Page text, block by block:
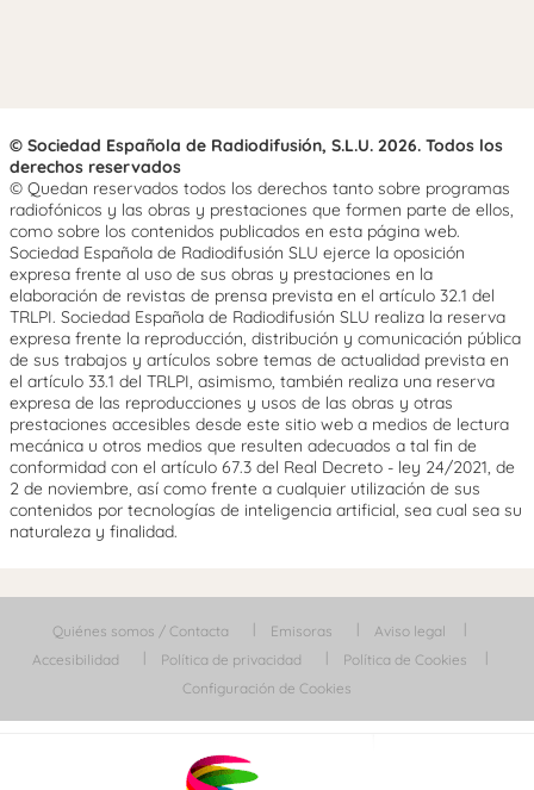
© Sociedad Española de Radiodifusión, S.L.U. 2026. Todos los
derechos reservados
© Quedan reservados todos los derechos tanto sobre programas
radiofónicos y las obras y prestaciones que formen parte de ellos,
como sobre los contenidos publicados en esta página web.
Sociedad Española de Radiodifusión SLU ejerce la oposición
expresa frente al uso de sus obras y prestaciones en la
elaboración de revistas de prensa prevista en el artículo 32.1 del
TRLPI. Sociedad Española de Radiodifusión SLU realiza la reserva
expresa frente la reproducción, distribución y comunicación pública
de sus trabajos y artículos sobre temas de actualidad prevista en
el artículo 33.1 del TRLPI, asimismo, también realiza una reserva
expresa de las reproducciones y usos de las obras y otras
prestaciones accesibles desde este sitio web a medios de lectura
mecánica u otros medios que resulten adecuados a tal fin de
conformidad con el artículo 67.3 del Real Decreto - ley 24/2021, de
2 de noviembre, así como frente a cualquier utilización de sus
contenidos por tecnologías de inteligencia artificial, sea cual sea su
naturaleza y finalidad.
Quiénes somos / Contacta Emisoras
Aviso legal
Accesibilidad
Política de privacidad
Política de Cookies
Configuración de Cookies